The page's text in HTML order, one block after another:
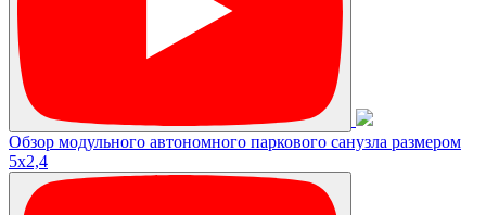
Обзор модульного автономного паркового санузла размером
5х2,4